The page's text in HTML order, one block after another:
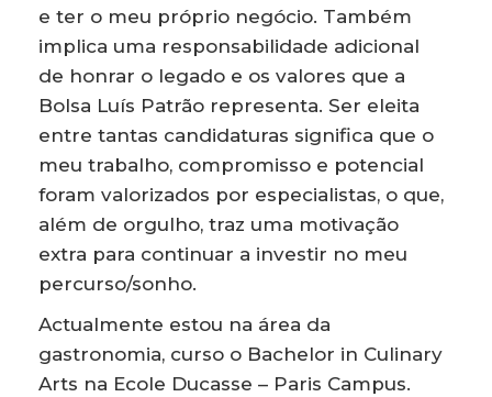
e ter o meu próprio negócio. Também
implica uma responsabilidade adicional
de honrar o legado e os valores que a
Bolsa Luís Patrão representa. Ser eleita
entre tantas candidaturas significa que o
meu trabalho, compromisso e potencial
foram valorizados por especialistas, o que,
além de orgulho, traz uma motivação
extra para continuar a investir no meu
percurso/sonho.
Actualmente estou na área da
gastronomia, curso o Bachelor in Culinary
Arts na Ecole Ducasse – Paris Campus.